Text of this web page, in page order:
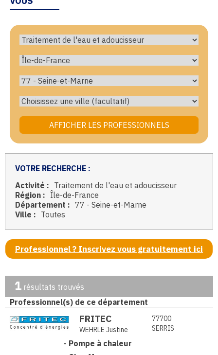
VOTRE RECHERCHE :
Activité : Traitement de l'eau et adoucisseur
Région : Île-de-France
Département : 77 - Seine-et-Marne
Ville : Toutes
Professionnel ? Inscrivez vous gratuitement ici
1 résultats trouvés
Professionnel(s) de ce département
FRITEC
WEHRLE Justine
77700
SERRIS
- Pompe à chaleur